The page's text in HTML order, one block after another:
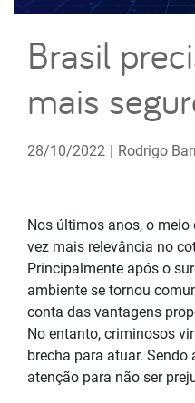
Brasil
mais
28/10/2022 | Rodrigo
Nos últimos anos, o
vez mais relevância no
Principalmente após o
ambiente se tornou
conta das vantagens
No entanto, criminosos
brecha para atuar.
atenção para não ser